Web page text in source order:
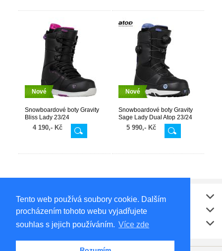
Tento web používá soubory cookie. Dalším
procházením tohoto webu vyjadřujete
souhlas s jejich používáním. Více zde
Nové
Snowboardové boty Gravity
Bliss Lady 23/24
Black/Purple
4 190,- Kč
Nové
Snowboardové boty Gravity
Sage Lady Dual Atop 23/24
Black/Lavender
5 990,- Kč
Vše o nákupu
Kontakt
Doporučujeme